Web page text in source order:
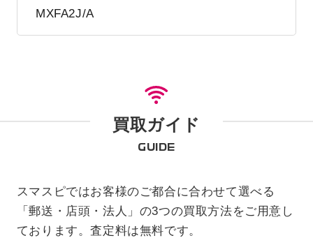
MXFA2J/A
買取ガイド
GUIDE
スマスピではお客様のご都合に合わせて選べる
「郵送・店頭・法人」の3つの買取方法をご用意し
ております。査定料は無料です。